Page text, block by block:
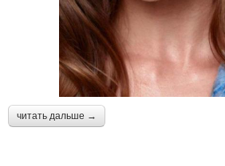
читать дальше →